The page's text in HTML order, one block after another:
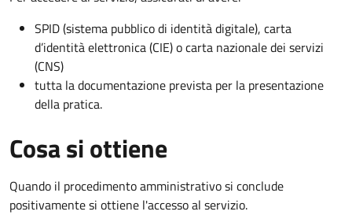
SPID (sistema pubblico di identità digitale), carta
d’identità elettronica (CIE) o carta nazionale dei servizi
(CNS)
tutta la documentazione prevista per la presentazione
della pratica.
Cosa si ottiene
Quando il procedimento amministrativo si conclude
positivamente si ottiene l'accesso al servizio.